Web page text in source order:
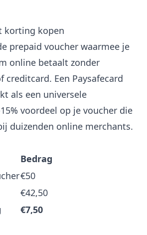
korting kopen
prepaid voucher waarmee je
online betaalt zonder
creditcard. Een Paysafecard
als een universele
voordeel op je voucher die
duizenden online merchants.
Bedrag
€50
€42,50
€7,50